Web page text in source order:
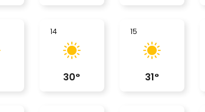
14
30°
15
31°